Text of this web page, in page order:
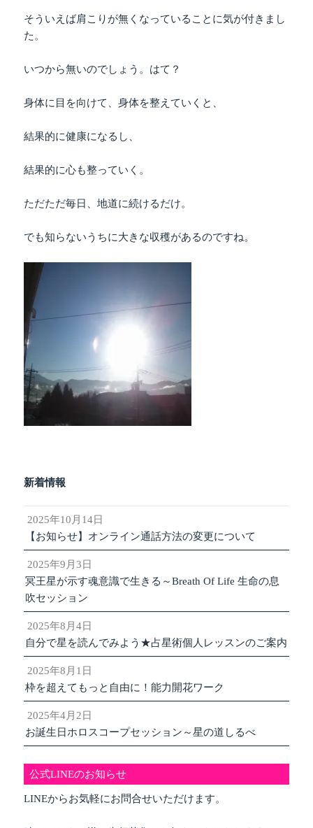
そういえば肩こりが無くなっていることに気が付きまし
た。
いつから無いのでしょう。はて？
身体に目を向けて、身体を整えていくと、
結果的に健康になるし、
結果的に心も整っていく。
ただただ毎日、地道に続けるだけ。
でも知らないうちに大きな収穫があるのですね。
新着情報
2025年10月14日
【お知らせ】オンライン通話方法の変更について
2025年9月3日
冥王星が示す魂意識で生きる～Breath Of Life 生命の息
吹セッション
2025年8月4日
自分で星を読んでみよう★占星術個人レッスンのご案内
2025年8月1日
枠を超えてもっと自由に！能力開花ワーク
2025年4月2日
お誕生日ホロスコープセッション～星の道しるべ
公式LINEのお知らせ
LINEからお気軽にお問合せいただけます。